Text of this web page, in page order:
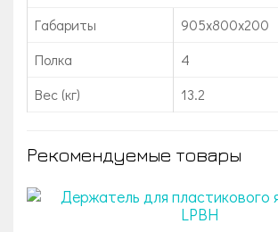
Габариты
905x800x200
Полка
4
Вес (кг)
13.2
Рекомендуемые товары